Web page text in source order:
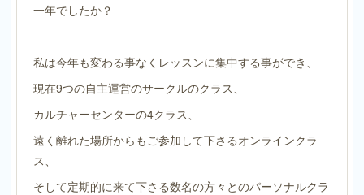
一年でしたか？
私は今年も変わる事なくレッスンに集中する事ができ、
現在9つの自主運営のサークルのクラス、
カルチャーセンターの4クラス、
遠く離れた場所からもご参加して下さるオンラインクラ
ス、
そして定期的に来て下さる数名の方々とのパーソナルクラ